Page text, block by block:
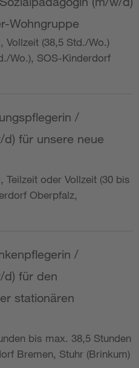
Wohngruppe
Vollzeit (38,5 Std./Wo.)
Wo.), SOS-Kinderdorf
/
für unsere neue
Teilzeit oder Vollzeit (30 bis
Oberpfalz,
/
d) für den
stationären
bis max. 38,5 Stunden
Bremen, Stuhr (Brinkum)